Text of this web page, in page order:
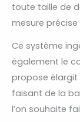
toute taille de
mesure
Ce système
également le
propose
faisant de la
l’on souhaite